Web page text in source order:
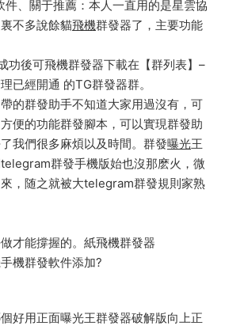
件、關于推薦：本人一直用的是星雲協
不多說餘貓飛機群發器了，主要功能
功後可飛機群發器下載在【群列表】–
已經開通 的TG群發器群。
的群發助手不知道大家用過沒有，可
便的功能群發腳本，可以實現群發助
我們很多麻煩以及時間。群發曝光王
群發手機版始也沒那麽火，微
，随之就被大telegram群發規則家熟
才能撐握的。紙飛機群發器
機群發軟件添加?
好用正面曝光王群發器破解版向上正